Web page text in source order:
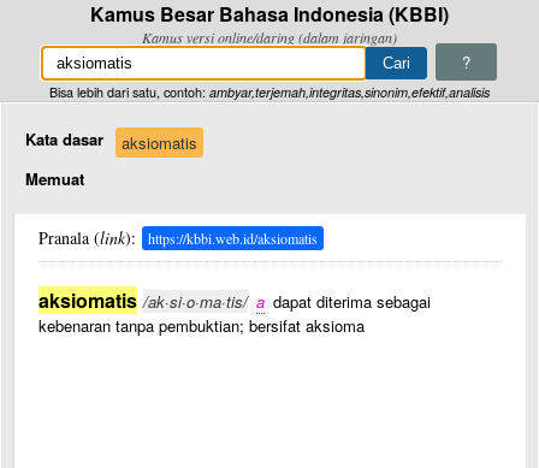
Kamus Besar Bahasa Indonesia (KBBI)
Kamus versi online/daring (dalam jaringan)
?
Bisa lebih dari satu, contoh: ambyar,terjemah,integritas,sinonim,efektif,analisis
Kata dasar
aksiomatis
Memuat
Pranala (link): https://kbbi.web.id/aksiomatis
aksiomatis /ak·si·o·ma·tis/ a dapat diterima sebagai
kebenaran tanpa pembuktian; bersifat aksioma